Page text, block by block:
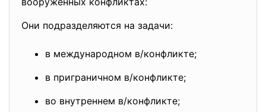
Они подразделяются на задачи:
в международном в/конфликте;
в приграничном в/конфликте;
во внутреннем в/конфликте;